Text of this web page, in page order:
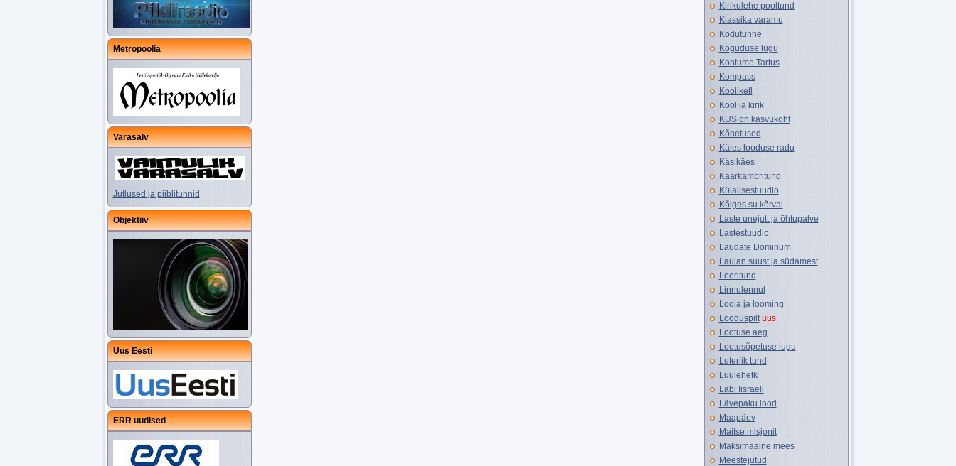
Metropoolia
Varasalv
Jutlused ja piiblitunnid
Objektiiv
Uus Eesti
ERR uudised
Kirikulehe pooltund
Klassika varamu
Kodutunne
Koguduse lugu
Kohtume Tartus
Kompass
Koolikell
Kool ja kirik
KUS on kasvukoht
Kõnetused
Käies looduse radu
Käsikäes
Käärkambritund
Külalisestuudio
Kõiges su kõrval
Laste unejutt ja õhtupalve
Lastestuudio
Laudate Dominum
Laulan suust ja südamest
Leeritund
Linnulennul
Looja ja looming
Looduspilt uus
Lootuse aeg
Lootusõpetuse lugu
Luterlik tund
Luulehetk
Läbi Iisraeli
Lävepaku lood
Maapäev
Maitse misjonit
Maksimaalne mees
Meestejutud